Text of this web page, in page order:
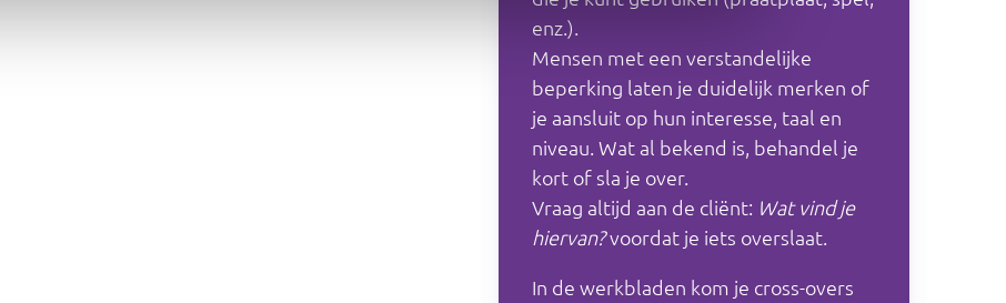
enz.).
Mensen met een verstandelijke
beperking laten je duidelijk merken of
je aansluit op hun interesse, taal en
niveau. Wat al bekend is, behandel je
kort of sla je over.
Vraag altijd aan de cliënt: Wat vind je
hiervan?voordat je iets overslaat.
In de werkbladen kom je cross-overs